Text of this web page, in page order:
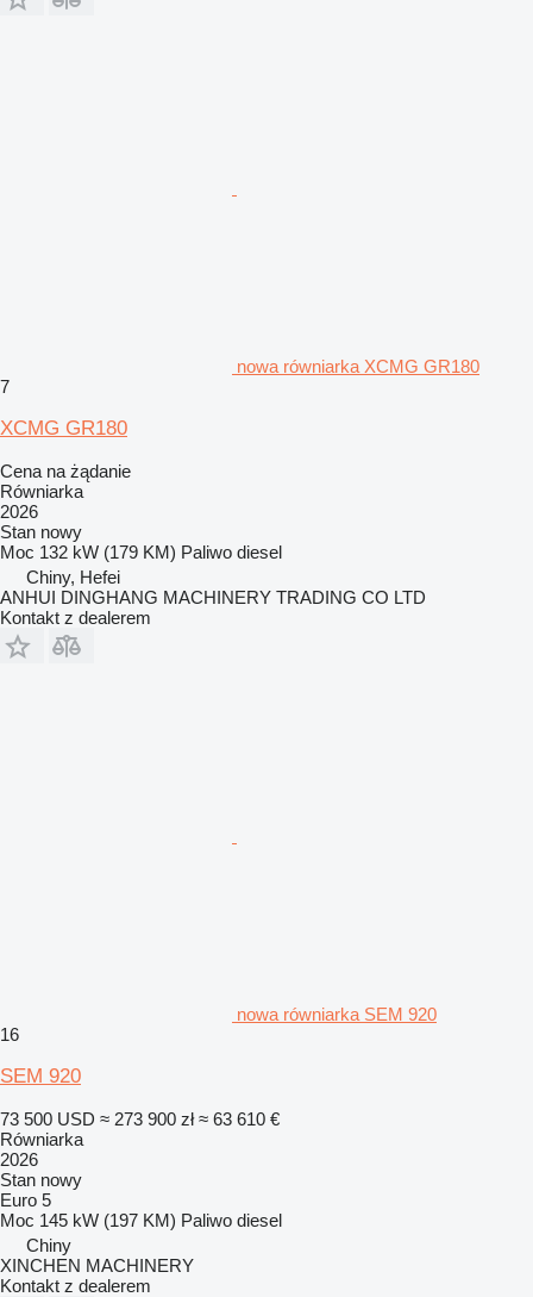
nowa równiarka XCMG GR180
7
XCMG GR180
Cena na żądanie
Równiarka
2026
Stan nowy
Moc 132 kW (179 KM) Paliwo diesel
Chiny, Hefei
ANHUI DINGHANG MACHINERY TRADING CO LTD
Kontakt z dealerem
nowa równiarka SEM 920
16
SEM 920
73 500 USD ≈ 273 900 zł ≈ 63 610 €
Równiarka
2026
Stan nowy
Euro 5
Moc 145 kW (197 KM) Paliwo diesel
Chiny
XINCHEN MACHINERY
Kontakt z dealerem